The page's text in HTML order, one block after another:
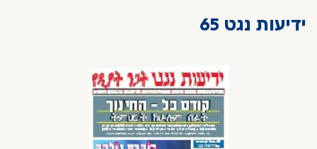
ידיעות נגט 65